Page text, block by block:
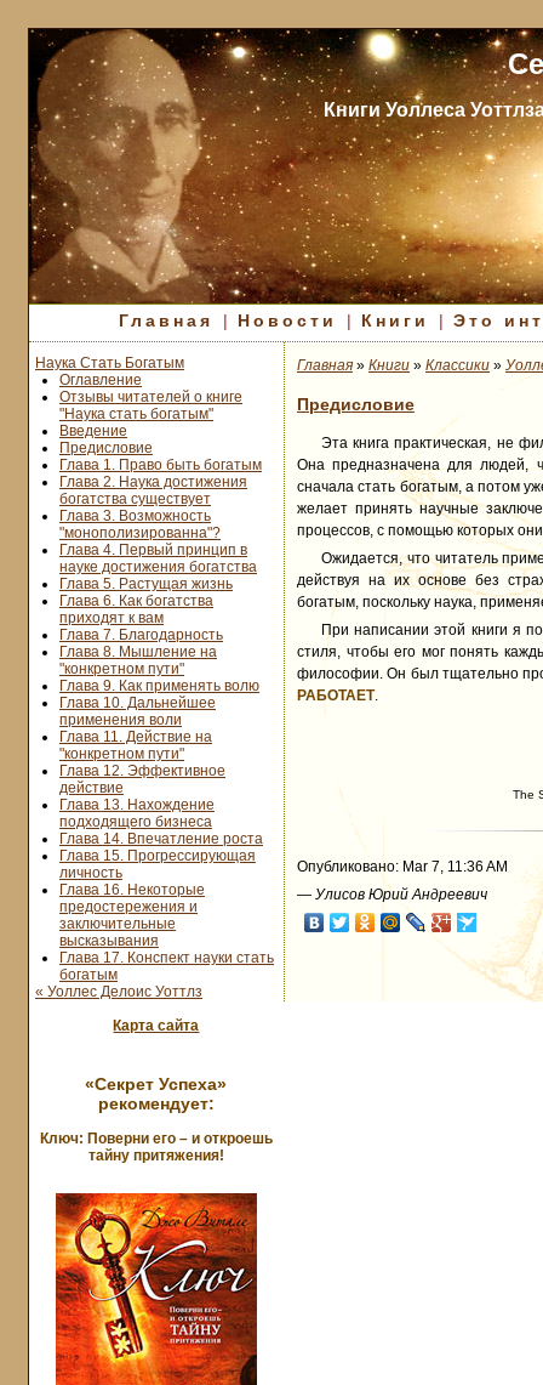
Книги Уоллеса
Главная | Новости | Книги |Это
Наука Стать Богатым
Оглавление
Отзывы читателей о книге
"Наука стать богатым"
Введение
Предисловие
Глава 1. Право быть богатым
Глава 2. Наука достижения
богатства существует
Глава 3. Возможность
"монополизированна"?
Глава 4. Первый принцип в
науке достижения богатства
Глава 5. Растущая жизнь
Глава 6. Как богатства
приходят к вам
Глава 7. Благодарность
Глава 8. Мышление на
"конкретном пути"
Глава 9. Как применять волю
Глава 10. Дальнейшее
применения воли
Глава 11. Действие на
"конкретном пути"
Глава 12. Эффективное
действие
Глава 13. Нахождение
подходящего бизнеса
Глава 14. Впечатление роста
Глава 15. Прогрессирующая
личность
Глава 16. Некоторые
предостережения и
заключительные
высказывания
Глава 17. Конспект науки стать
богатым
« Уоллес Делоис Уоттлз
Карта сайта
«Секрет Успеха»
рекомендует:
Ключ: Поверни его – и откроешь
тайну притяжения!
Главная » Книги » Классики »
Предисловие
Эта книга практическая, не
Она предназначена для людей,
сначала стать богатым, а потом
желает принять научные
процессов, с помощью которых
Ожидается, что читатель
действуя на их основе без
богатым, поскольку наука,
При написании этой книги я
стиля, чтобы его мог понять
философии. Он был тщательно
РАБОТАЕТ.
The
Опубликовано: Mar 7, 11:36 AM
— Улисов Юрий Андреевич